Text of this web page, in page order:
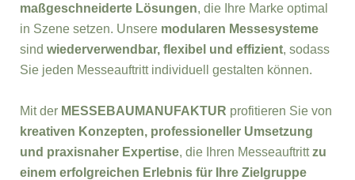
maßgeschneiderte Lösungen, die Ihre Marke optimal
in Szene setzen. Unsere modularen Messesysteme
sind wiederverwendbar, flexibel und effizient, sodass
Sie jeden Messeauftritt individuell gestalten können.
Mit der MESSEBAUMANUFAKTUR profitieren Sie von
kreativen Konzepten, professioneller Umsetzung
und praxisnaher Expertise, die Ihren Messeauftrittzu
einem erfolgreichen Erlebnis für Ihre Zielgruppe